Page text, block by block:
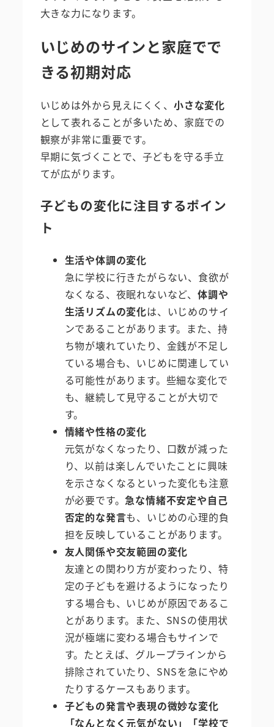
大きな力になります。
いじめのサインと家庭でで
きる初期対応
いじめは外から見えにくく、 小さな変化
として表れることが多いため、家庭での
観察が非常に重要です。
早期に気づくことで、子どもを守る手立
てが広がります。
子どもの変化に注目するポイン
ト
生活や体調の変化
急に学校に行きたがらない、食欲が
なくなる、夜眠れないなど、 体調や
生活リズムの変化は、いじめのサイ
ンであることがあります。また、持
ち物が壊れていたり、金銭が不足し
ている場合も、いじめに関連してい
る可能性があります。些細な変化で
も、継続して見守ることが大切で
す。
情緒や性格の変化
元気がなくなったり、口数が減った
り、以前は楽しんでいたことに興味
を示さなくなるといった変化も注意
が必要です。急な情緒不安定や自己
否定的な発言も、いじめの心理的負
担を反映していることがあります。
友人関係や交友範囲の変化
友達との関わり方が変わったり、特
定の子どもを避けるようになったり
する場合も、いじめが原因であるこ
とがあります。また、SNSの使用状
況が極端に変わる場合もサインで
す。たとえば、グループラインから
排除されていたり、SNSを急にやめ
たりするケースもあります。
子どもの発言や表現の微妙な変化
「なんとなく元気がない」「学校で